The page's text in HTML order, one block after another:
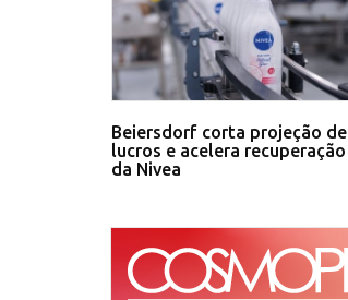
Beiersdorf corta projeção de
lucros e acelera recuperação
da Nivea